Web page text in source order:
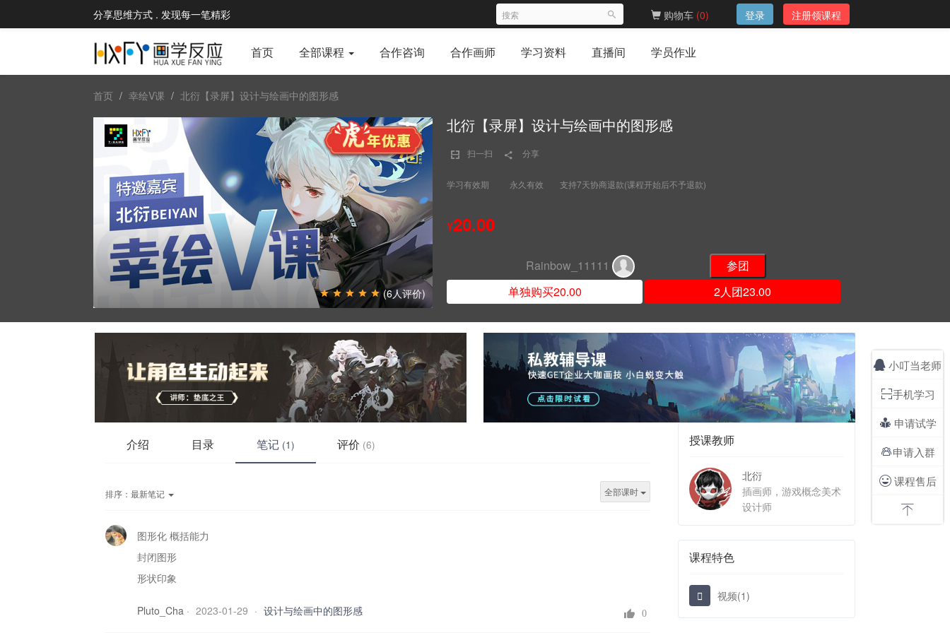
分享思维方式 . 发现每一笔精彩 购物车 (0) 登录 注册领课程
首页 全部课程 合作咨询 合作画师 学习资料 直播间 学员作业
首页 幸绘V课 北衍【录屏】设计与绘画中的图形感
(6人评价)
北衍【录屏】设计与绘画中的图形感
扫一扫 分享
学习有效期 永久有效 支持7天协商退款(课程开始后不予退款)
¥20.00
Rainbow_11111
单独购买20.00
2人团23.00
介绍 目录 笔记 (1) 评价 (6)
全部课时
排序： 最新笔记
图形化 概括能力
封闭图形
形状印象
Pluto_Cha · 2023-01-29 · 设计与绘画中的图形感 0
授课教师
北衍
插画师，游戏概念美术
设计师
课程特色
视频(1)
 小叮当老师
手机学习
 申请试学
申请入群
课程售后
